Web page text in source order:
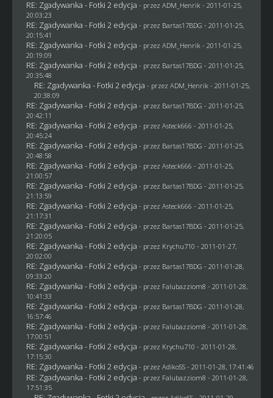
RE: Zgadywanka - Fotki 2 edycja - przez ADM_Henrik - 2011-01-25,
20:03:23
RE: Zgadywanka - Fotki 2 edycja - przez Bartas17BDG - 2011-01-25,
20:15:41
RE: Zgadywanka - Fotki 2 edycja - przez ADM_Henrik - 2011-01-25,
20:19:09
RE: Zgadywanka - Fotki 2 edycja - przez Bartas17BDG - 2011-01-25,
20:35:48
RE: Zgadywanka - Fotki 2 edycja - przez ADM_Henrik - 2011-01-25,
20:38:09
RE: Zgadywanka - Fotki 2 edycja - przez Bartas17BDG - 2011-01-25,
20:42:11
RE: Zgadywanka - Fotki 2 edycja - przez Asteck666 - 2011-01-25,
20:45:24
RE: Zgadywanka - Fotki 2 edycja - przez Bartas17BDG - 2011-01-25,
20:48:58
RE: Zgadywanka - Fotki 2 edycja - przez Asteck666 - 2011-01-25,
21:00:57
RE: Zgadywanka - Fotki 2 edycja - przez Bartas17BDG - 2011-01-25,
21:13:59
RE: Zgadywanka - Fotki 2 edycja - przez Asteck666 - 2011-01-25,
21:17:31
RE: Zgadywanka - Fotki 2 edycja - przez Bartas17BDG - 2011-01-25,
21:20:05
RE: Zgadywanka - Fotki 2 edycja - przez Krychu710 - 2011-01-27,
20:02:00
RE: Zgadywanka - Fotki 2 edycja - przez Bartas17BDG - 2011-01-28,
09:33:20
RE: Zgadywanka - Fotki 2 edycja - przez Falubazziom8 - 2011-01-28,
10:41:33
RE: Zgadywanka - Fotki 2 edycja - przez Bartas17BDG - 2011-01-28,
16:57:46
RE: Zgadywanka - Fotki 2 edycja - przez Falubazziom8 - 2011-01-28,
17:00:51
RE: Zgadywanka - Fotki 2 edycja - przez Krychu710 - 2011-01-28,
17:15:30
RE: Zgadywanka - Fotki 2 edycja - przez AdikoSS - 2011-01-28, 17:41:46
RE: Zgadywanka - Fotki 2 edycja - przez Falubazziom8 - 2011-01-28,
17:51:35